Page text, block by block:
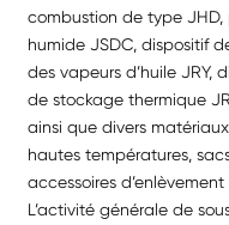
combustion de type
humide JSDC, dispositif
des vapeurs d’huile
de stockage thermique
ainsi que divers
hautes températures,
accessoires
L’activité générale de